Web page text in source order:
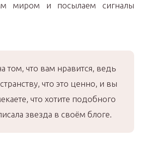
миром и посылаем сигналы
том, что вам нравится, ведь
что это ценно, и вы
что хотите подобного
звезда в своём блоге.